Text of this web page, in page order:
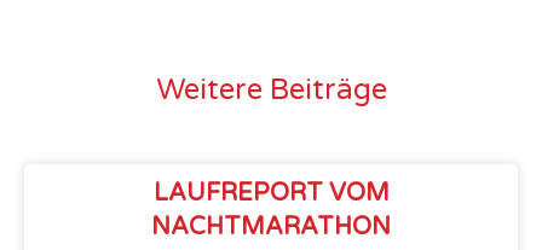
Weitere Beiträge
LAUFREPORT VOM
NACHTMARATHON